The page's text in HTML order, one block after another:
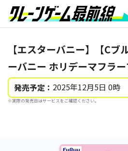
【エスターバニー】【Cブ
ーバニー ホリデーマフラ
発売予定： 2025年12月5日 0時
※実際の発売日はサービスをご確認ください。